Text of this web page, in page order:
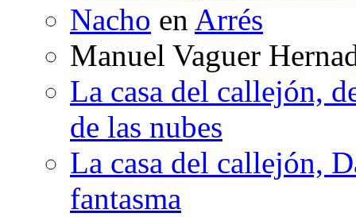
Nacho en Arrés
Manuel Vaguer
La casa del callejón,
de las nubes
La casa del callejón,
fantasma